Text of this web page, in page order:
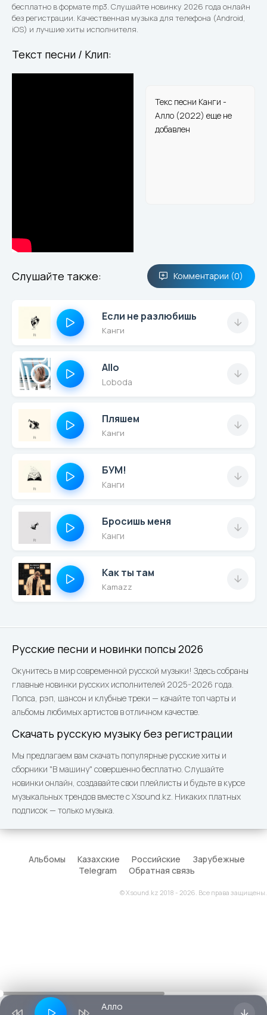
Русские песни и новинки попсы 2026
Окунитесь в мир современной русской музыки! Здесь собраны
главные новинки русских исполнителей 2025-2026 года.
Попса, рэп, шансон и клубные треки — качайте топ чарты и
альбомы любимых артистов в отличном качестве.
Скачать русскую музыку без регистрации
Мы предлагаем вам скачать популярные русские хиты и
сборники "В машину" совершенно бесплатно. Слушайте
новинки онлайн, создавайте свои плейлисты и будьте в курсе
музыкальных трендов вместе с Xsound.kz. Никаких платных
подписок — только музыка.
бесплатно в формате mp3. Слушайте новинку 2026 года онлайн
без регистрации. Качественная музыка для телефона (Android,
iOS) и лучшие хиты исполнителя.
Текст песни / Клип:
Текс песни Канги -
Алло (2022) еще не
добавлен
Слушайте также: Комментарии (0)
Если не разлюбишь
Канги
Allo
Loboda
Пляшем
Канги
БУМ!
Канги
Бросишь меня
Канги
Как ты там
Kamazz
Альбомы Казахские Российские
Зарубежные
Telegram
Обратная связь
© Xsound.kz 2018 - 2026. Все права защищены.
Алло